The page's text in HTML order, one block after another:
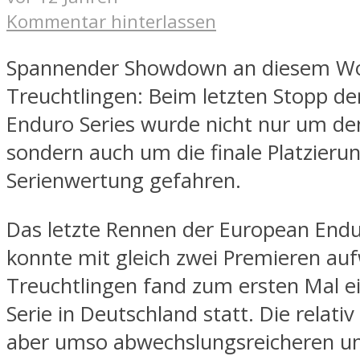
Kommentar hinterlassen
Spannender Showdown an diesem
Treuchtlingen: Beim letzten Stopp
Enduro Series wurde nicht nur um
sondern auch um die finale
Serienwertung gefahren.
Das letzte Rennen der European
konnte mit gleich zwei Premieren
Treuchtlingen fand zum ersten Mal
Serie in Deutschland statt. Die
aber umso abwechslungsreicheren